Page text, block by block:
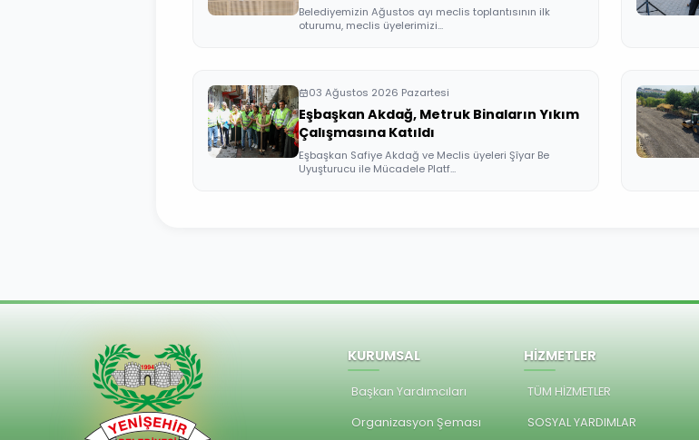
Belediyemizin Ağustos ayı meclis toplantısının ilk
oturumu, meclis üyelerimizi...
03 Ağustos 2026 Pazartesi
Eşbaşkan Akdağ, Metruk Binaların Yıkım
Çalışmasına Katıldı
Eşbaşkan Safiye Akdağ ve Meclis üyeleri Şîyar Be
Uyuşturucu ile Mücadele Platf...
KURUMSAL
Başkan Yardımcıları
Organizasyon Şeması
HİZMETLER
TÜM HİZMETLER
SOSYAL YARDIMLAR